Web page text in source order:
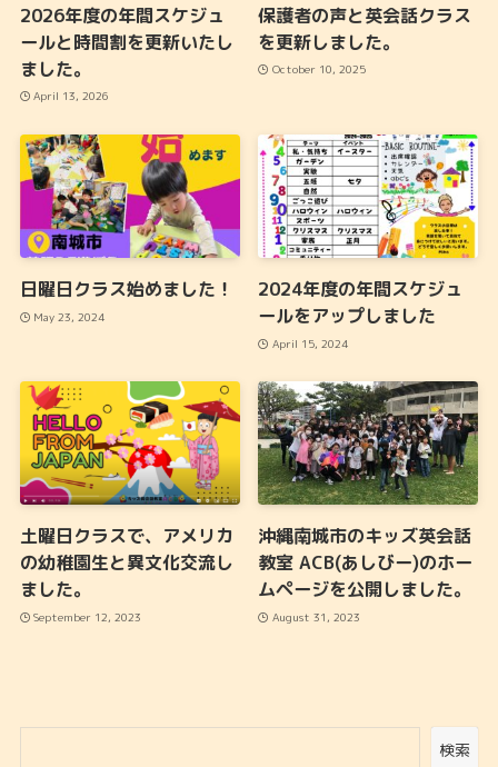
2026年度の年間スケジュ
ールと時間割を更新いたし
ました。
April 13, 2026
保護者の声と英会話クラス
を更新しました。
October 10, 2025
日曜日クラス始めました！
May 23, 2024
2024年度の年間スケジュ
ールをアップしました
April 15, 2024
土曜日クラスで、アメリカ
の幼稚園生と異文化交流し
ました。
September 12, 2023
沖縄南城市のキッズ英会話
教室 ACB(あしびー)のホー
ムページを公開しました。
August 31, 2023
検索